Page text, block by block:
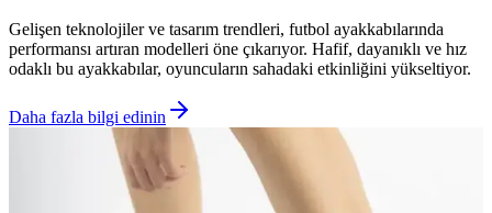
Gelişen teknolojiler ve tasarım trendleri, futbol ayakkabılarında
performansı artıran modelleri öne çıkarıyor. Hafif, dayanıklı ve hız
odaklı bu ayakkabılar, oyuncuların sahadaki etkinliğini yükseltiyor.
Daha fazla bilgi edinin